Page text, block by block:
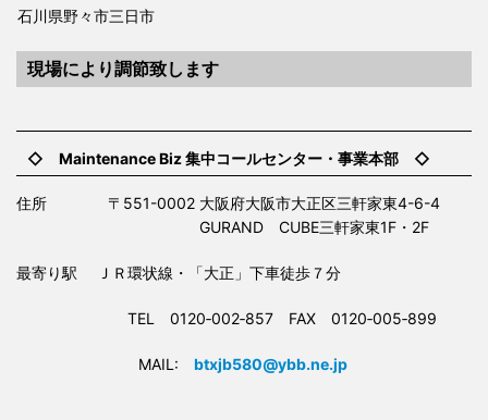
石川県野々市三日市
現場により調節致します
◇ Maintenance Biz 集中コールセンター・事業本部 ◇
住所 〒551-0002 大阪府大阪市大正区三軒家東4-6-4
GURAND CUBE三軒家東1F・2F
最寄り駅 ＪＲ環状線・「大正」下車徒歩７分
TEL 0120‐002‐857 FAX 0120‐005‐899
MAIL: btxjb580@ybb.ne.jp